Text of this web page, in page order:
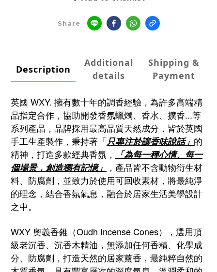
Share
Description
Additional
details
Shipping &
Payment
英國 WXY. 擁有數十年的調香經驗，為許多高端精
品指定合作，協助開發香氛蠟燭、香水、擴香...等
系列產品， 品牌採用最高品質天然成分，皆於英國
手工生產製作，秉持著「只專注於讓香味說話」 的
精神，打造多款經典香氛，
「為每一種心情、每一
個場景，創造獨有記憶」
，產品皆不含動物衍生材
料、防腐劑，並致力於使用可回收素材，將最純淨
的理念，結合香氛氣息，融合於居家生活美學設計
之中。
WXY 奧義香錐（Oudh Incense Cones），選用頂
級老沉香、沉香木精油， 無添加任何香精、化學成
分、防腐劑， 打造天然的居家薰香， 最純粹自然的